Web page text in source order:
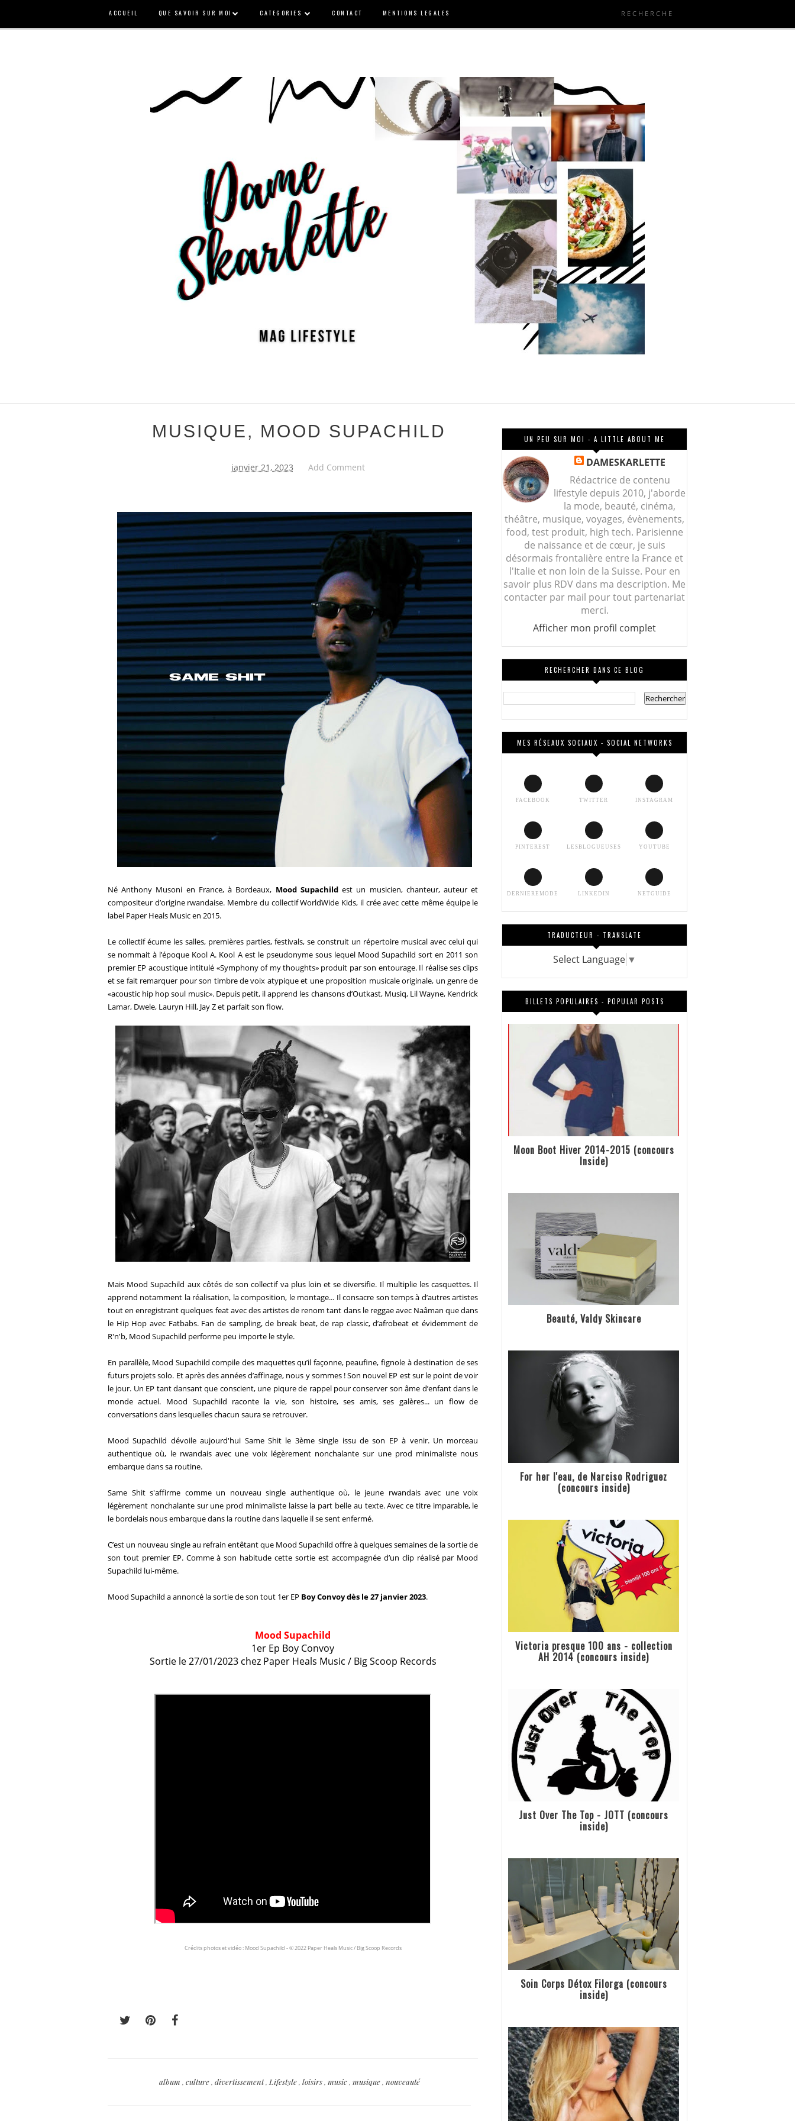
ACCUEIL QUE SAVOIR SUR MOI CATEGORIES CONTACT MENTIONS LEGALES
MUSIQUE, MOOD SUPACHILD
janvier 21, 2023 Add Comment
Né Anthony Musoni en France, à Bordeaux, Mood Supachildest un musicien, chanteur, auteur et
compositeur d’origine rwandaise. Membre du collectif WorldWide Kids, il crée avec cette même équipe le
label Paper Heals Music en 2015.
Le collectif écume les salles, premières parties, festivals, se construit un répertoire musical avec celui qui
se nommait à l’époque Kool A. Kool A est le pseudonyme sous lequel Mood Supachild sort en 2011 son
premier EP acoustique intitulé «Symphony of my thoughts» produit par son entourage. Il réalise ses clips
et se fait remarquer pour son timbre de voix atypique et une proposition musicale originale, un genre de
«acoustic hip hop soul music». Depuis petit, il apprend les chansons d’Outkast, Musiq, Lil Wayne, Kendrick
Lamar, Dwele, Lauryn Hill, Jay Z et parfait son flow.
Mais Mood Supachild aux côtés de son collectif va plus loin et se diversifie. Il multiplie les casquettes. Il
apprend notamment la réalisation, la composition, le montage... Il consacre son temps à d’autres artistes
tout en enregistrant quelques feat avec des artistes de renom tant dans le reggae avec Naâman que dans
le Hip Hop avec Fatbabs. Fan de sampling, de break beat, de rap classic, d’afrobeat et évidemment de
R'n'b, Mood Supachild performe peu importe le style.
En parallèle, Mood Supachild compile des maquettes qu’il façonne, peaufine, fignole à destination de ses
futurs projets solo. Et après des années d’affinage, nous y sommes ! Son nouvel EP est sur le point de voir
le jour. Un EP tant dansant que conscient, une piqure de rappel pour conserver son âme d’enfant dans le
monde actuel. Mood Supachild raconte la vie, son histoire, ses amis, ses galères... un flow de
conversations dans lesquelles chacun saura se retrouver.
Mood Supachild dévoile aujourd'hui Same Shit le 3ème single issu de son EP à venir. Un morceau
authentique où, le rwandais avec une voix légèrement nonchalante sur une prod minimaliste nous
embarque dans sa routine.
Same Shit s'affirme comme un nouveau single authentique où, le jeune rwandais avec une voix
légèrement nonchalante sur une prod minimaliste laisse la part belle au texte. Avec ce titre imparable, le
le bordelais nous embarque dans la routine dans laquelle il se sent enfermé.
C’est un nouveau single au refrain entêtant que Mood Supachild offre à quelques semaines de la sortie de
son tout premier EP. Comme à son habitude cette sortie est accompagnée d’un clip réalisé par Mood
Supachild lui-même.
Mood Supachild a annoncé la sortie de son tout 1er EP Boy Convoy dès le 27 janvier 2023.
Mood Supachild
1er Ep Boy Convoy
Sortie le 27/01/2023 chez Paper Heals Music / Big Scoop Records
Crédits photos et vidéo : Mood Supachild - © 2022 Paper Heals Music / Big Scoop Records
album , culture, divertissement, Lifestyle, loisirs, music, musique, nouveauté
UN PEU SUR MOI - A LITTLE ABOUT ME
DAMESKARLETTE
Rédactrice de contenu
lifestyle depuis 2010, j'aborde
la mode, beauté, cinéma,
théâtre, musique, voyages, évènements,
food, test produit, high tech. Parisienne
de naissance et de cœur, je suis
désormais frontalière entre la France et
l'Italie et non loin de la Suisse. Pour en
savoir plus RDV dans ma description. Me
contacter par mail pour tout partenariat
merci.
Afficher mon profil complet
RECHERCHER DANS CE BLOG
MES RÉSEAUX SOCIAUX - SOCIAL NETWORKS
FACEBOOK TWITTER INSTAGRAM
PINTEREST LESBLOGUEUSES YOUTUBE
DERNIEREMODE LINKEDIN NETGUIDE
TRADUCTEUR - TRANSLATE
Select Language ▼
BILLETS POPULAIRES - POPULAR POSTS
Moon Boot Hiver 2014-2015 (concours
Inside)
Beauté, Valdy Skincare
For her l'eau, de Narciso Rodriguez
(concours inside)
Victoria presque 100 ans - collection
AH 2014 (concours inside)
Just Over The Top - JOTT (concours
inside)
Soin Corps Détox Filorga (concours
inside)